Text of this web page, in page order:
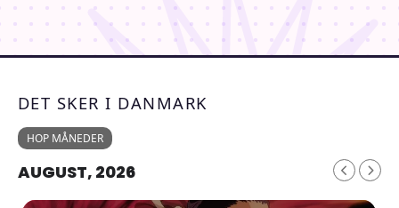
DET SKER I DANMARK
HOP MÅNEDER
AUGUST, 2026